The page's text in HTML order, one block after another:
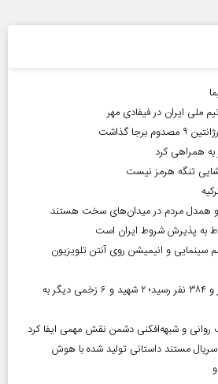
گذاشت
به همراهی کرد
تنگه هرمز نیست
و همدل مردم در میدان‌های سخت هستند
به پذیرش شروط ایران است
آمار شهدای غزه به ۷۳ هزار و ۳۸۴ نفر رسید؛ ۲ شهید و ۶ زخمی دیگر به
روانی و شبهه‌افکنی دشمن نقش مهمی ایفا کرد
سریال مستند داستانی تولید شده با هوش